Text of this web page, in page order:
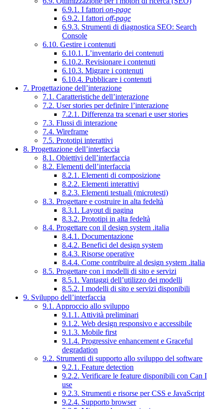
6.9.1. I fattori on-page
6.9.2. I fattori off-page
6.9.3. Strumenti di diagnostica SEO: Search
Console
6.10. Gestire i contenuti
6.10.1. L’inventario dei contenuti
6.10.2. Revisionare i contenuti
6.10.3. Migrare i contenuti
6.10.4. Pubblicare i contenuti
7. Progettazione dell’interazione
7.1. Caratteristiche dell’interazione
7.2. User stories per definire l’interazione
7.2.1. Differenza tra scenari e user stories
7.3. Flussi di interazione
7.4. Wireframe
7.5. Prototipi interattivi
8. Progettazione dell’interfaccia
8.1. Obiettivi dell’interfaccia
8.2. Elementi dell’interfaccia
8.2.1. Elementi di composizione
8.2.2. Elementi interattivi
8.2.3. Elementi testuali (microtesti)
8.3. Progettare e costruire in alta fedeltà
8.3.1. Layout di pagina
8.3.2. Prototipi in alta fedeltà
8.4. Progettare con il design system .italia
8.4.1. Documentazione
8.4.2. Benefici del design system
8.4.3. Risorse operative
8.4.4. Come contribuire al design system .italia
8.5. Progettare con i modelli di sito e servizi
8.5.1. Vantaggi dell’utilizzo dei modelli
8.5.2. I modelli di sito e servizi disponibili
9. Sviluppo dell’interfaccia
9.1. Approccio allo sviluppo
9.1.1. Attività preliminari
9.1.2. Web design responsivo e accessibile
9.1.3. Mobile first
9.1.4. Progressive enhancement e Graceful
degradation
9.2. Strumenti di supporto allo sviluppo del software
9.2.1. Feature detection
9.2.2. Verificare le feature disponibili con Can I
use
9.2.3. Strumenti e risorse per CSS e JavaScript
9.2.4. Supporto browser